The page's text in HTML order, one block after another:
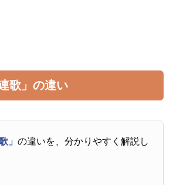
歌」の違い
」の違いを、分かりやすく解説し